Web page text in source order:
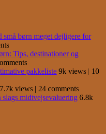
små børn meget dejligere for
Tips, destinationer og
pakkeliste 9k views | 10
7.7k views | 24 comments
slags midtvejsevaluering 6.8k